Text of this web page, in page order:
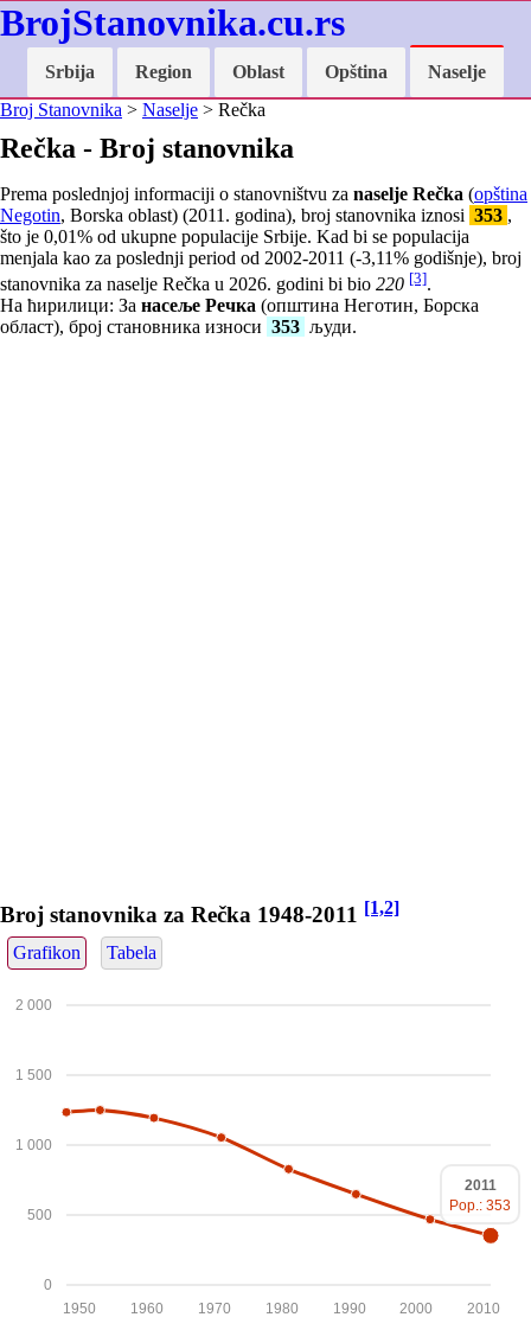
BrojStanovnika.cu.rs
Srbija Region Oblast Opština
Naselje
Broj Stanovnika > Naselje > Rečka
Rečka - Broj stanovnika
Prema poslednjoj informaciji o stanovništvu za naselje Rečka (opština
Negotin, Borska oblast) (2011. godina), broj stanovnika iznosi 353 ,
što je 0,01% od ukupne populacije Srbije. Kad bi se populacija
menjala kao za poslednji period od 2002-2011 (-3,11% godišnje), broj
stanovnika za naselje Rečka u 2026. godini bi bio 220 [3].
На ћирилици: За насеље Речка (општина Неготин, Борска
област), број становника износи 353 људи.
Broj stanovnika za Rečka 1948-2011 [1,2]
Grafikon Tabela
0
500
1 000
1 500
2 000
2010
2000
1990
1980
1970
1960
1950
2011
Pop.: 353